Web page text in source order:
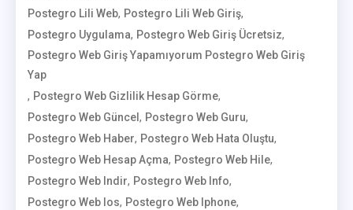
Postegro Lili Web, Postegro Lili Web Giriş,
Postegro Uygulama, Postegro Web Giriş Ücretsiz,
Postegro Web Giriş Yapamıyorum Postegro Web Giriş
Yap
, Postegro Web Gizlilik Hesap Görme,
Postegro Web Güncel, Postegro Web Guru,
Postegro Web Haber, Postegro Web Hata Oluştu,
Postegro Web Hesap Açma, Postegro Web Hile,
Postegro Web Indir, Postegro Web Info,
Postegro Web Ios, Postegro Web Iphone,